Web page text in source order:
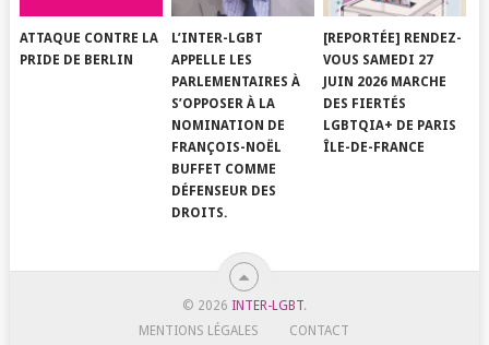
ATTAQUE CONTRE LA
PRIDE DE BERLIN
L’INTER-LGBT
APPELLE LES
PARLEMENTAIRES À
S’OPPOSER À LA
NOMINATION DE
FRANÇOIS-NOËL
BUFFET COMME
DÉFENSEUR DES
DROITS.
[REPORTÉE] RENDEZ-
VOUS SAMEDI 27
JUIN 2026 MARCHE
DES FIERTÉS
LGBTQIA+ DE PARIS
ÎLE-DE-FRANCE
© 2026 INTER-LGBT.
MENTIONS LÉGALES
CONTACT